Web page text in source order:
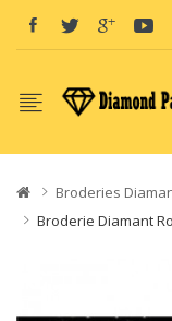
Liquids SaltNic Vapor
Broderies
Broderie Diamant